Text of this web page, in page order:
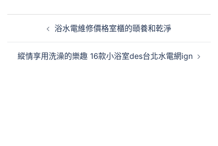
覽
浴水電維修價格室櫃的頤養和乾淨
縱情享用洗澡的樂趣 16款小浴室des台北水電網ign